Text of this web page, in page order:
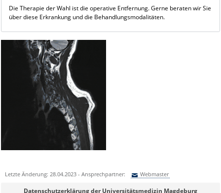
Die Therapie der Wahl ist die operative Entfernung. Gerne beraten wir Sie
über diese Erkrankung und die Behandlungsmodalitäten.
Letzte Änderung: 28.04.2023 - Ansprechpartner: Webmaster
Sie können eine Nachricht versenden an:Webmaster
Datenschutzerklärung der Universitätsmedizin Magdeburg